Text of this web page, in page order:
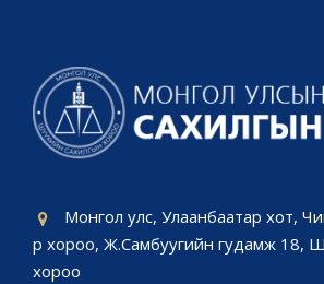
Монгол улс, Улаанбаатар хот,
р хороо, Ж.Самбуугийн гудамж 18,
хороо